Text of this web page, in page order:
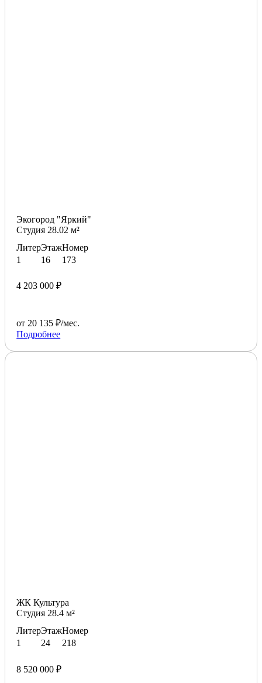
Экогород "Яркий"
Студия 28.02 м²
Литер
1
Этаж
16
Номер
173
4 203 000 ₽
от 20 135 ₽/мес.
Подробнее
ЖК Культура
Студия 28.4 м²
Литер
1
Этаж
24
Номер
218
8 520 000 ₽